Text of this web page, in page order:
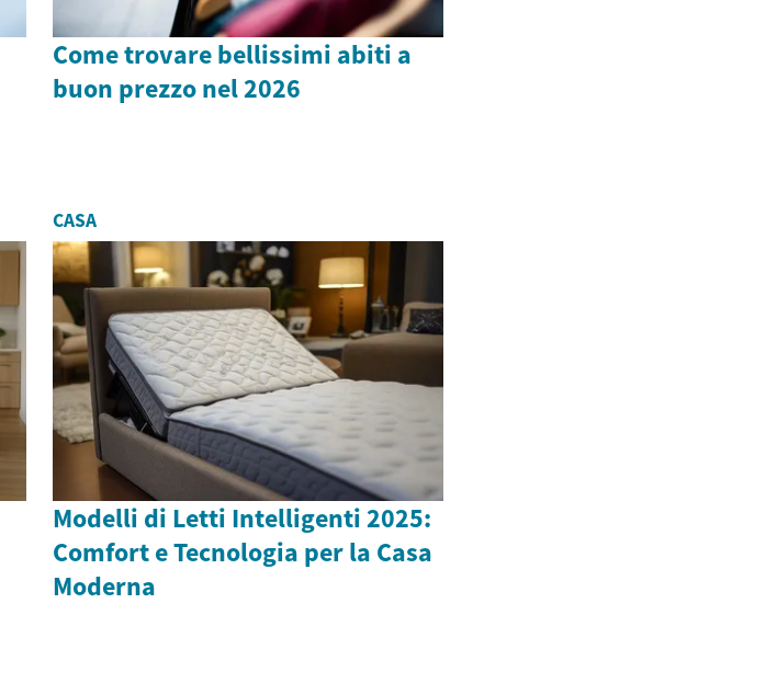
Come trovare bellissimi abiti a
buon prezzo nel 2026
CASA
Modelli di Letti Intelligenti 2025:
Comfort e Tecnologia per la Casa
Moderna